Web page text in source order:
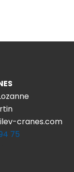
cranes.com
75